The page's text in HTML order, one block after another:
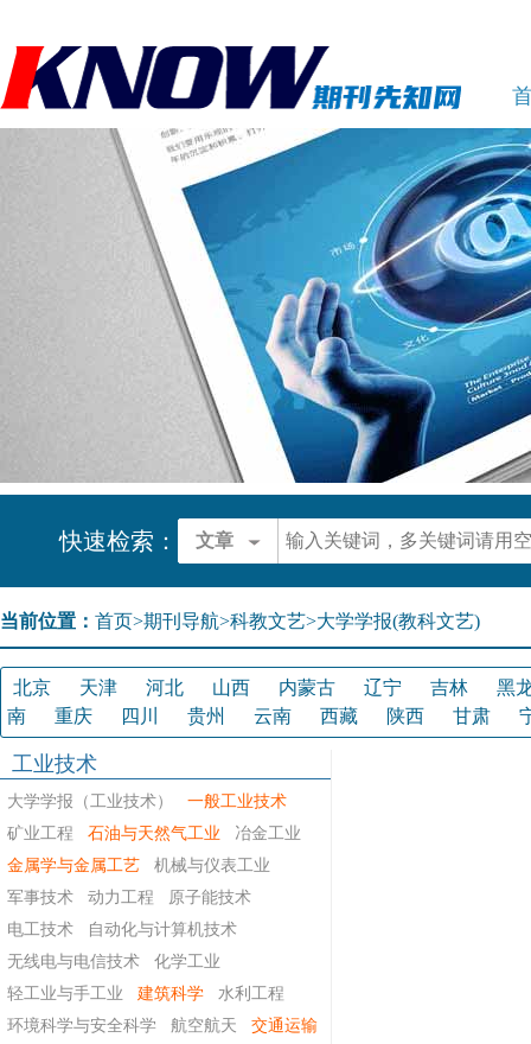
快速检索： 文章
当前位置： 首页>期刊导航>科教文艺>大学学报(教科文艺)
北京 天津 河北 山西 内蒙古 辽宁 吉林
黑
南
重庆 四川 贵州 云南 西藏 陕西 甘肃
工业技术
大学学报（工业技术）
一般工业技术
矿业工程
石油与天然气工业
冶金工业
金属学与金属工艺
机械与仪表工业
军事技术
动力工程
原子能技术
电工技术
自动化与计算机技术
无线电与电信技术
化学工业
轻工业与手工业
建筑科学
水利工程
环境科学与安全科学
航空航天 交通运输